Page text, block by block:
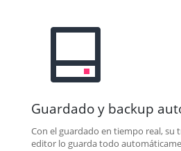
Guardado y backup
Con el guardado en tiempo real, su
editor lo guarda todo